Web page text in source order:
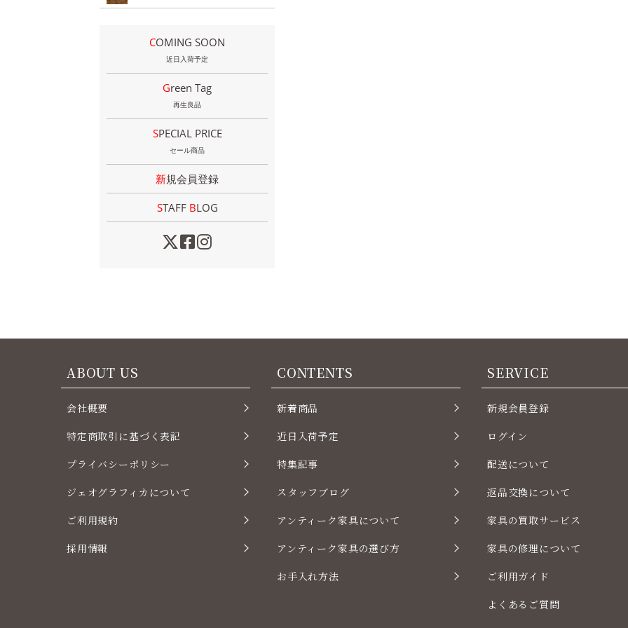
COMING SOON
近日入荷予定
Green Tag
再生良品
SPECIAL PRICE
セール商品
新規会員登録
STAFF BLOG
ABOUT US
会社概要
特定商取引に基づく表記
プライバシーポリシー
ジェオグラフィカについて
ご利用規約
採用情報
CONTENTS
新着商品
近日入荷予定
特集記事
スタッフブログ
アンティーク家具について
アンティーク家具の選び方
お手入れ方法
SERVICE
新規会員登録
ログイン
配送について
返品交換について
家具の買取サービス
家具の修理について
ご利用ガイド
よくあるご質問